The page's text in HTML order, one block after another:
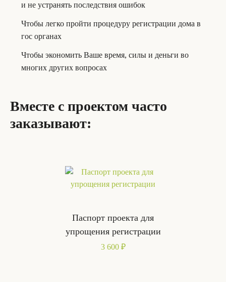
и не устранять последствия ошибок
Чтобы легко пройти процедуру регистрации дома в
гос органах
Чтобы экономить Ваше время, силы и деньги во
многих других вопросах
Вместе с проектом часто
заказывают:
Паспорт проекта для
упрощения регистрации
3 600 ₽